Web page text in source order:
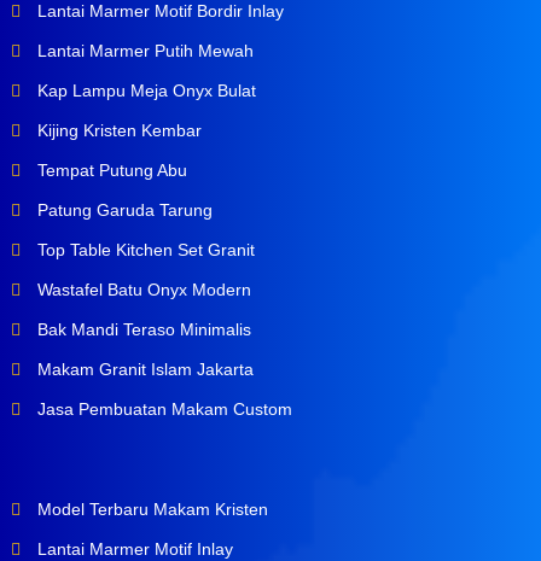
Lantai Marmer Motif Bordir Inlay
Lantai Marmer Putih Mewah
Kap Lampu Meja Onyx Bulat
Kijing Kristen Kembar
Tempat Putung Abu
Patung Garuda Tarung
Top Table Kitchen Set Granit
Wastafel Batu Onyx Modern
Bak Mandi Teraso Minimalis
Makam Granit Islam Jakarta
Jasa Pembuatan Makam Custom
Model Terbaru Makam Kristen
Lantai Marmer Motif Inlay